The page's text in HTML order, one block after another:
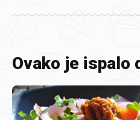
Ovako je ispalo